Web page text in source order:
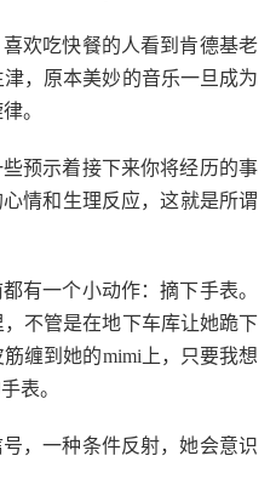
欢吃快餐的人看到肯德基老
，原本美妙的音乐一旦成为
。
预示着接下来你将经历的事
情和生理反应，这就是所谓
有一个小动作：摘下手表。
不管是在地下车库让她跪下
缠到她的mimi上，只要我想
表。
，一种条件反射，她会意识